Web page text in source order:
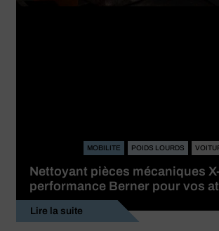
MOBILITE POIDS LOURDS
Nettoyant pièces mécaniques
performance Berner pour vos
Lire la suite